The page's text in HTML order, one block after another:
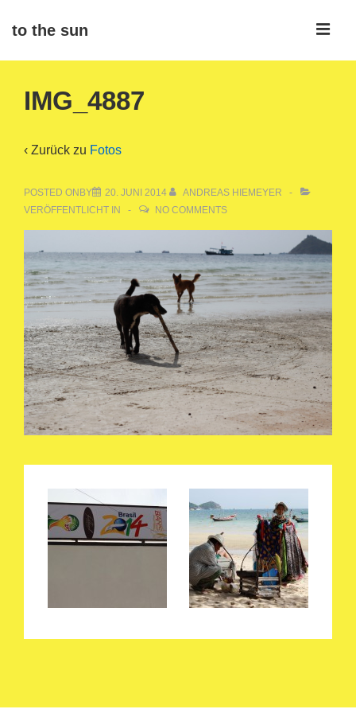
Zumto the sun
Navigation
IMG_4887
‹ Zurück zu Fotos
POSTED ONBY 20. JUNI 2014
ANDREAS HIEMEYER
VERÖFFENTLICHT IN
NO COMMENTS